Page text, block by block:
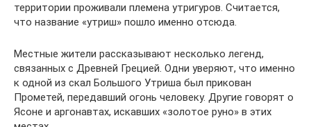
территории проживали племена утригуров. Считается,
что название «утриш» пошло именно отсюда.
Местные жители рассказывают несколько легенд,
связанных с Древней Грецией. Одни уверяют, что именно
к одной из скал Большого Утриша был прикован
Прометей, передавший огонь человеку. Другие говорят о
Ясоне и аргонавтах, искавших «золотое руно» в этих